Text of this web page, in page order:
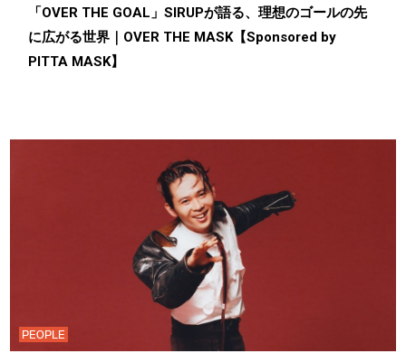
「OVER THE GOAL」SIRUPが語る、理想のゴールの先
に広がる世界｜OVER THE MASK【Sponsored by
PITTA MASK】
PEOPLE